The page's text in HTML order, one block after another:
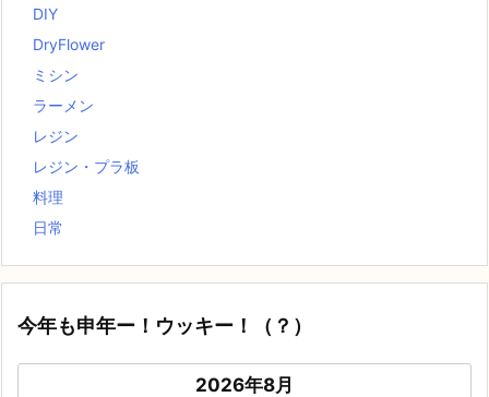
DIY
DryFlower
ミシン
ラーメン
レジン
レジン・プラ板
料理
日常
今年も申年ー！ウッキー！（？）
2026年8月